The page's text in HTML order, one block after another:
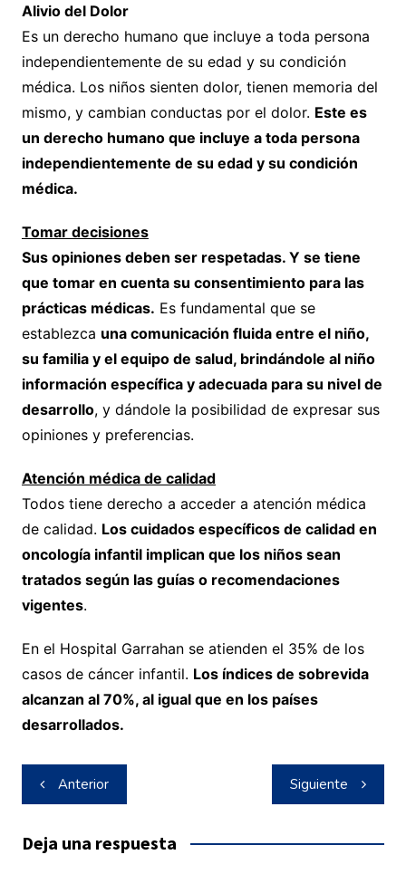
Alivio del Dolor
Es un derecho humano que incluye a toda persona
independientemente de su edad y su condición
médica. Los niños sienten dolor, tienen memoria del
mismo, y cambian conductas por el dolor. Este es
un derecho humano que incluye a toda persona
independientemente de su edad y su condición
médica.
Tomar decisiones
Sus opiniones deben ser respetadas. Y se tiene
que tomar en cuenta su consentimiento para las
prácticas médicas. Es fundamental que se
establezca una comunicación fluida entre el niño,
su familia y el equipo de salud, brindándole al niño
información específica y adecuada para su nivel de
desarrollo, y dándole la posibilidad de expresar sus
opiniones y preferencias.
Atención médica de calidad
Todos tiene derecho a acceder a atención médica
de calidad. Los cuidados específicos de calidad en
oncología infantil implican que los niños sean
tratados según las guías o recomendaciones
vigentes.
En el Hospital Garrahan se atienden el 35% de los
casos de cáncer infantil. Los índices de sobrevida
alcanzan al 70%, al igual que en los países
desarrollados.
Navegación
de
entradas
Anterior Siguiente
Deja una respuesta